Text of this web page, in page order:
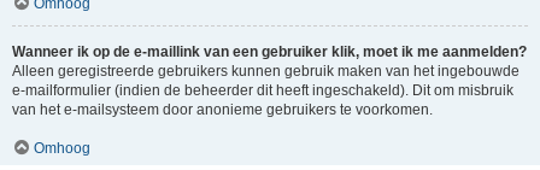
Omhoog
Wanneer ik op de e-maillink van een gebruiker klik, moet ik me aanmelden?
Alleen geregistreerde gebruikers kunnen gebruik maken van het ingebouwde
e-mailformulier (indien de beheerder dit heeft ingeschakeld). Dit om misbruik
van het e-mailsysteem door anonieme gebruikers te voorkomen.
Omhoog